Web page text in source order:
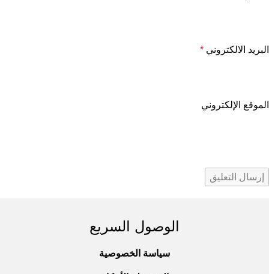
البريد الالكتروني *
الموقع الإلكتروني
الوصول السريع
سياسة الخصوصية